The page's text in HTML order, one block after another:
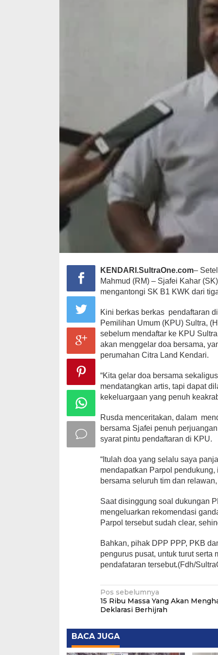
KENDARI.SultraOne.com–
Mahmud (RM) – Sjafei Kahar
mengantongi SK B1 KWK dari
Kini berkas berkas pendaftaran
Pemilihan Umum (KPU) Sultra,
sebelum mendaftar ke KPU
akan menggelar doa bersama,
perumahan Citra Land Kendari.
“Kita gelar doa bersama
mendatangkan artis, tapi dapat
kekeluargaan yang penuh
Rusda menceritakan, dalam
bersama Sjafei penuh
syarat pintu pendaftaran di KPU.
“Itulah doa yang selalu saya
mendapatkan Parpol
bersama seluruh tim dan
Saat disinggung soal dukungan
mengeluarkan rekomendasi
Parpol tersebut sudah clear,
Bahkan, pihak DPP PPP, PKB
pengurus pusat, untuk turut serta
pendafataran tersebut.(Fdh/
Navigasi
pos
Pos sebelumnya
15 Ribu Massa Yang Akan
Deklarasi Berhijrah
BACA JUGA